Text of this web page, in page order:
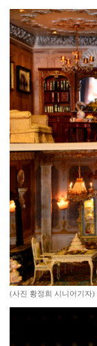
(사진 황정희 시니어기자)